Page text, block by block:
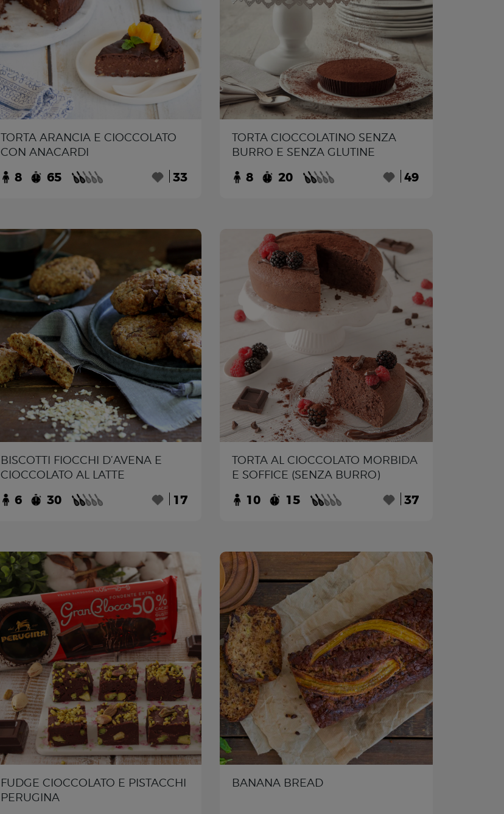
TORTA ARANCIA E CIOCCOLATO
CON ANACARDI
8 65 33
TORTA CIOCCOLATINO SENZA
BURRO E SENZA GLUTINE
8 20 49
BISCOTTI FIOCCHI D’AVENA E
CIOCCOLATO AL LATTE
6 30 17
TORTA AL CIOCCOLATO MORBIDA
E SOFFICE (SENZA BURRO)
10 15 37
FUDGE CIOCCOLATO E PISTACCHI
PERUGINA
BANANA BREAD